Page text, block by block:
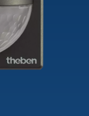
LUXORliving
LEDs